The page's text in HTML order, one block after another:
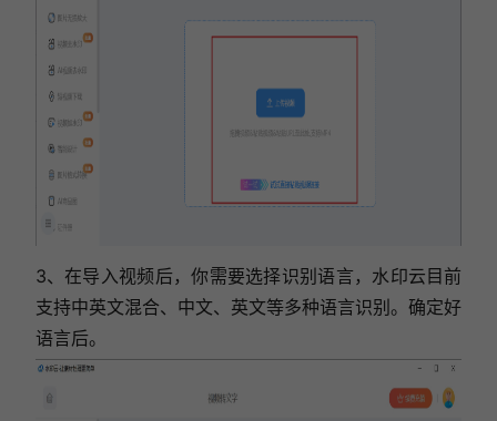
3、在导入视频后，你需要选择识别语言，水印云目前
支持中英文混合、中文、英文等多种语言识别。确定好
语言后。